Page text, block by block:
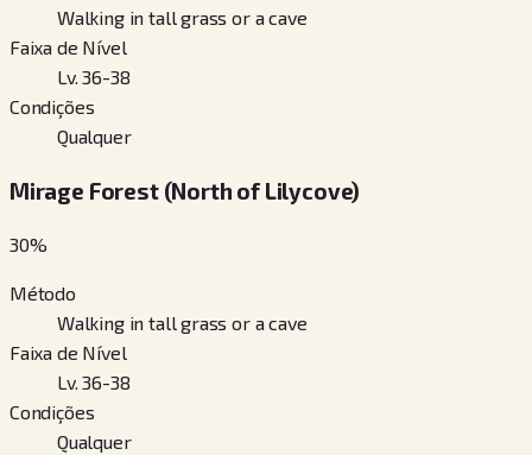
Walking in tall grass or a cave
Faixa de Nível
Lv. 36-38
Condições
Qualquer
Mirage Forest (North of Lilycove)
30%
Método
Walking in tall grass or a cave
Faixa de Nível
Lv. 36-38
Condições
Qualquer